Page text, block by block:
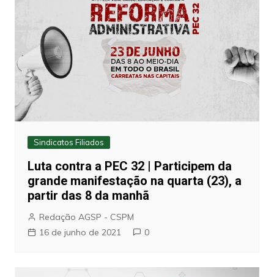
Sindicatos Filiados
Luta contra a PEC 32 | Participem da
grande manifestação na quarta (23), a
partir das 8 da manhã
Redação AGSP - CSPM
16 de junho de 2021
0